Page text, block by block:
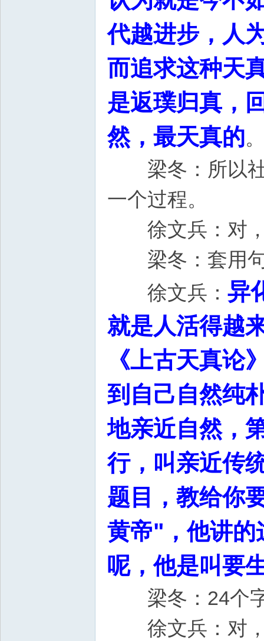
代越进步，人
而追求这种天
是返璞归真，
然，最天真的
梁冬：所以社
一个过程。
徐文兵：对，
梁冬：套用
徐文兵： 异
就是人活得越
《上古天真论
到自己自然纯
地亲近自然，
行，叫亲近传
题目，教给你
黄帝"，他讲的
呢，他是叫要
梁冬：24个字
徐文兵：对